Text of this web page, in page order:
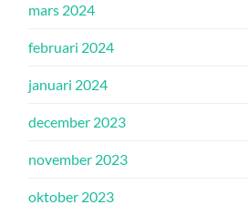
mars 2024
februari 2024
januari 2024
december 2023
november 2023
oktober 2023